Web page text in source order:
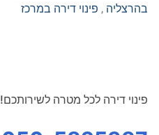
בהרצליה , פינוי דירה במרכז
פינוי דירה לכל מטרה לשירותכם!